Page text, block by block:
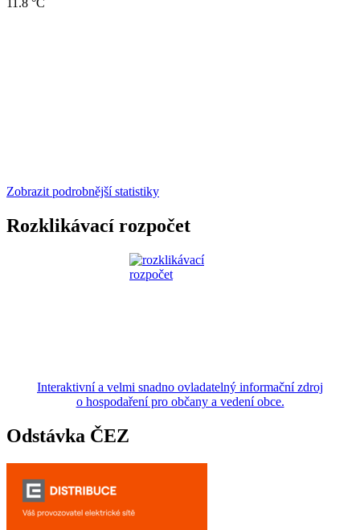
11.8 °C
Zobrazit podrobnější statistiky
Rozklikávací rozpočet
Interaktivní a velmi snadno ovladatelný informační zdroj
o hospodaření pro občany a vedení obce.
Odstávka ČEZ